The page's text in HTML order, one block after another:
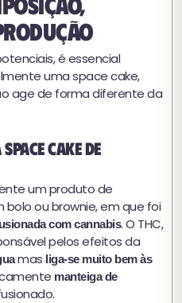
é essencial
uma space cake,
age de forma diferente da
cake de
um produto de
ou brownie, em que foi
com cannabis. O THC,
pelos efeitos da
mas liga-se muito bem às
manteiga de